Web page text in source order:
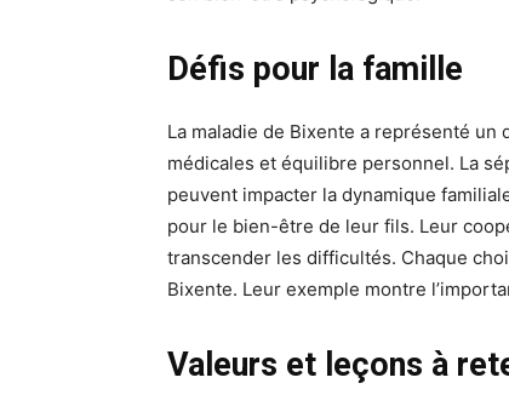
Défis pour la famille
La maladie de Bixente a représenté
médicales et équilibre personnel. La
peuvent impacter la dynamique
pour le bien-être de leur fils. Leur
transcender les difficultés. Chaque
Bixente. Leur exemple montre
Valeurs et leçons à